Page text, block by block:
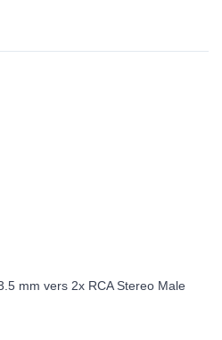
mm vers 2x RCA Stereo Male